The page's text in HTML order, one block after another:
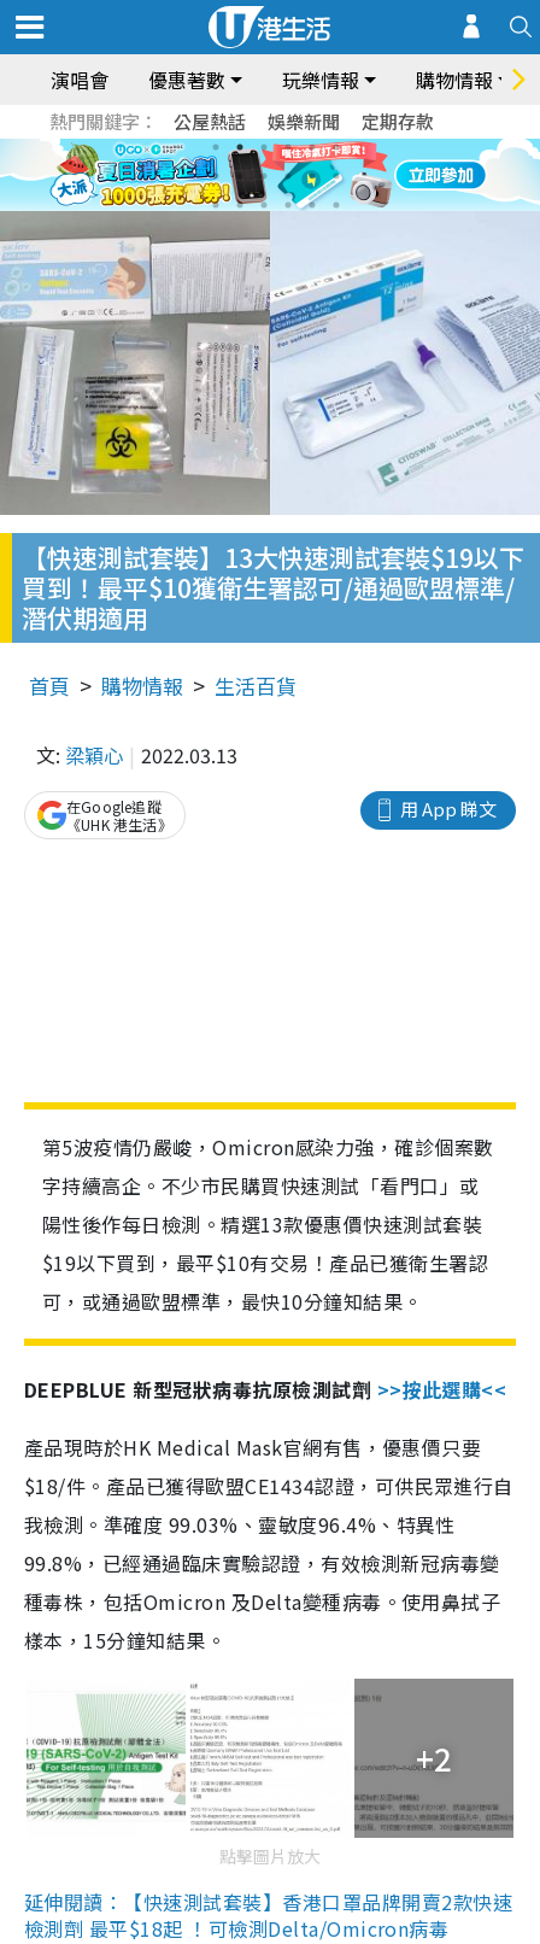
演唱會 優惠著數 玩樂情報 購物情報
熱門關鍵字： 公屋熱話 娛樂新聞 定期存款
【快速測試套裝】13大快速測試套裝$19以下
買到！最平$10獲衛生署認可/通過歐盟標準/
潛伏期適用
首頁 購物情報 生活百貨
文: 梁穎心 2022.03.13
用 App 睇文
在Google追蹤
《UHK 港生活》
第5波疫情仍嚴峻，Omicron感染力強，確診個案數
字持續高企。不少市民購買快速測試「看門口」或
陽性後作每日檢測。精選13款優惠價快速測試套裝
$19以下買到，最平$10有交易！產品已獲衛生署認
可，或通過歐盟標準，最快10分鐘知結果。
DEEPBLUE 新型冠狀病毒抗原檢測試劑 >>按此選購<<
產品現時於HK Medical Mask官網有售，優惠價只要
$18/件。產品已獲得歐盟CE1434認證，可供民眾進行自
我檢測。準確度 99.03%、靈敏度96.4%、特異性
99.8%，已經通過臨床實驗認證，有效檢測新冠病毒變
種毒株，包括Omicron 及Delta變種病毒。使用鼻拭子
樣本，15分鐘知結果。
+2
點擊圖片放大
延伸閱讀：【快速測試套裝】香港口罩品牌開賣2款快速
檢測劑 最平$18起 ！可檢測Delta/Omicron病毒